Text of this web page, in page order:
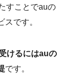
すことでauの
です。
けるにはauの
です。